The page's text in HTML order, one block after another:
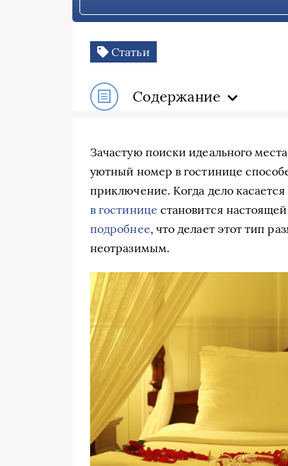
Статьи
Содержание
Зачастую поиски идеального
уютный номер в гостинице
приключение. Когда дело
в гостинице становится
подробнее, что делает этот тип
неотразимым.